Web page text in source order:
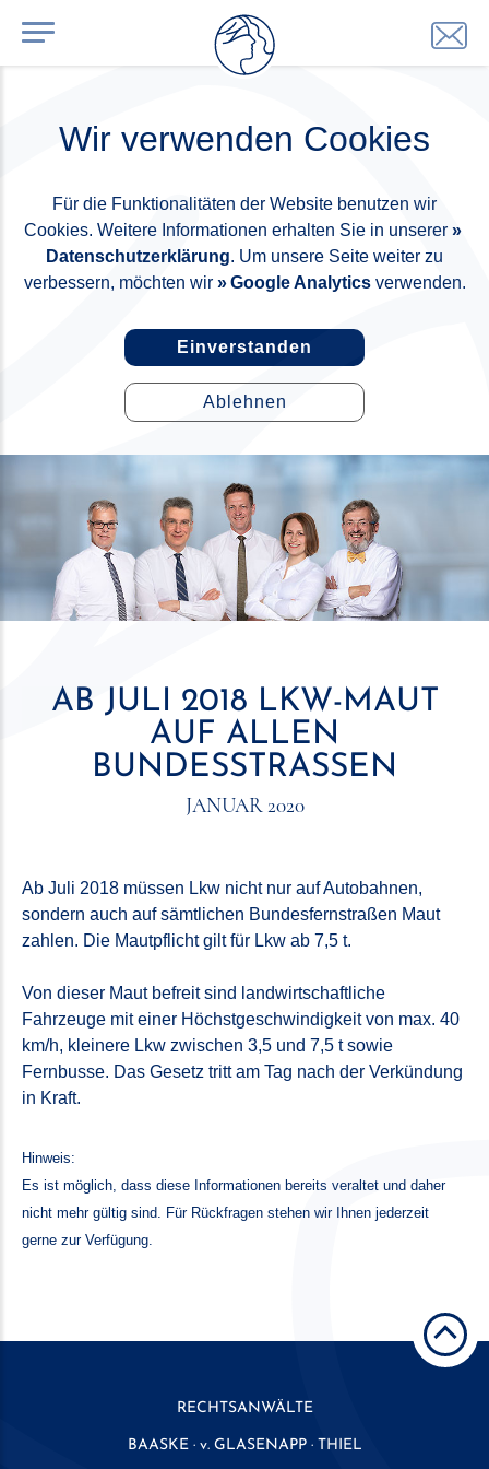
Wir verwenden Cookies
Für die Funktionalitäten der Website benutzen wir
Cookies. Weitere Informationen erhalten Sie in unserer
Datenschutzerklärung. Um unsere Seite weiter zu
verbessern, möchten wir
Google Analyticsverwenden.
Einverstanden
Ablehnen
AB JULI 2018 LKW-MAUT
AUF ALLEN
BUNDESSTRASSEN
JANUAR 2020
Ab Juli 2018 müssen Lkw nicht nur auf Autobahnen,
sondern auch auf sämtlichen Bundesfernstraßen Maut
zahlen. Die Mautpflicht gilt für Lkw ab 7,5 t.
Von dieser Maut befreit sind landwirtschaftliche
Fahrzeuge mit einer Höchstgeschwindigkeit von max. 40
km/h, kleinere Lkw zwischen 3,5 und 7,5 t sowie
Fernbusse. Das Gesetz tritt am Tag nach der Verkündung
in Kraft.
Hinweis:
Es ist möglich, dass diese Informationen bereits veraltet und daher
nicht mehr gültig sind. Für Rückfragen stehen wir Ihnen jederzeit
gerne zur Verfügung.
RECHTSANWÄLTE
BAASKE · v. GLASENAPP · THIEL